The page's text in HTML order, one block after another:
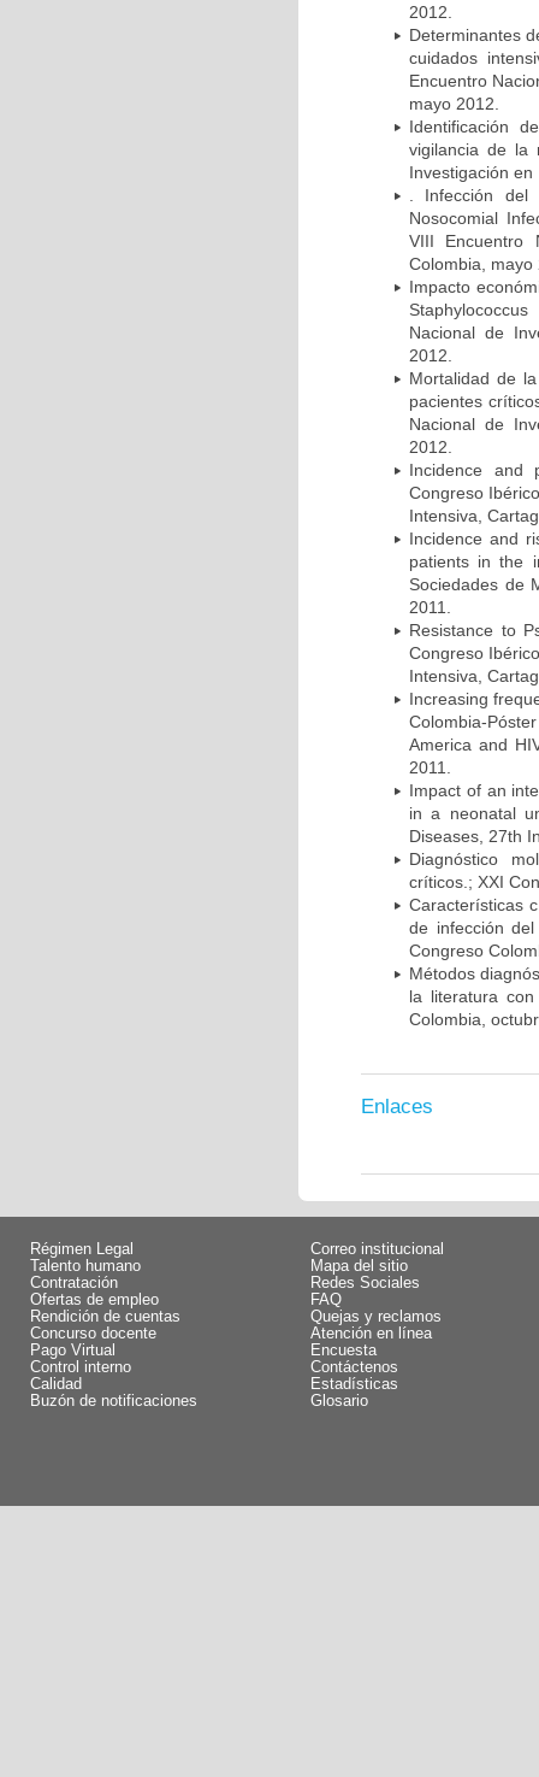
2012.
Determinantes
cuidados
Encuentro
mayo 2012.
Identificación
vigilancia de la
Investigación
. Infección
Nosocomial
VIII Encuentro
Colombia, mayo
Impacto
Nacional de
2012.
Mortalidad de
pacientes
Nacional de
2012.
Incidence and
Congreso
Intensiva,
Incidence and
patients in the
Sociedades de
2011.
Resistance to
Congreso
Intensiva,
Increasing
Colombia-
America and
2011.
Impact of an
in a neonatal
Diseases, 27th
Diagnóstico
críticos.; XXI
Características
de infección
Congreso
Métodos
la literatura
Colombia,
Enlaces
Régimen Legal
Talento humano
Contratación
Ofertas de empleo
Rendición de cuentas
Concurso docente
Pago Virtual
Control interno
Calidad
Buzón de notificaciones
Correo institucional
Mapa del sitio
Redes Sociales
FAQ
Quejas y reclamos
Atención en línea
Encuesta
Contáctenos
Estadísticas
Glosario